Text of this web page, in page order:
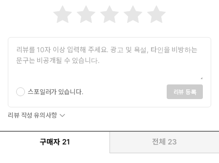
풍요로운 소국 재상의 딸로 자란 후작 영애 베르틴.
하지만 결혼을 눈앞에 둔 어느 날,
게 된다.
그러나 시집온 그녀를 맞이한 것은 남편의 거부와 굴욕적인 대우뿐.
국에서
살아남기 위한 길을 스스로 개척해 나가기 시작하는데…….
냉대받는 패전국 영애와 적국 장군 남편이 오해와 거래로 시작하
는 사랑 이야기!
스포일러가 있습니다. 리뷰 등록
리뷰 작성 유의사항
구매자 21 전체 23